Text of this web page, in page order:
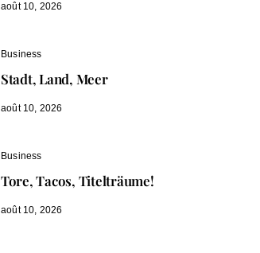
août 10, 2026
Business
Stadt, Land, Meer
août 10, 2026
Business
Tore, Tacos, Titelträume!
août 10, 2026